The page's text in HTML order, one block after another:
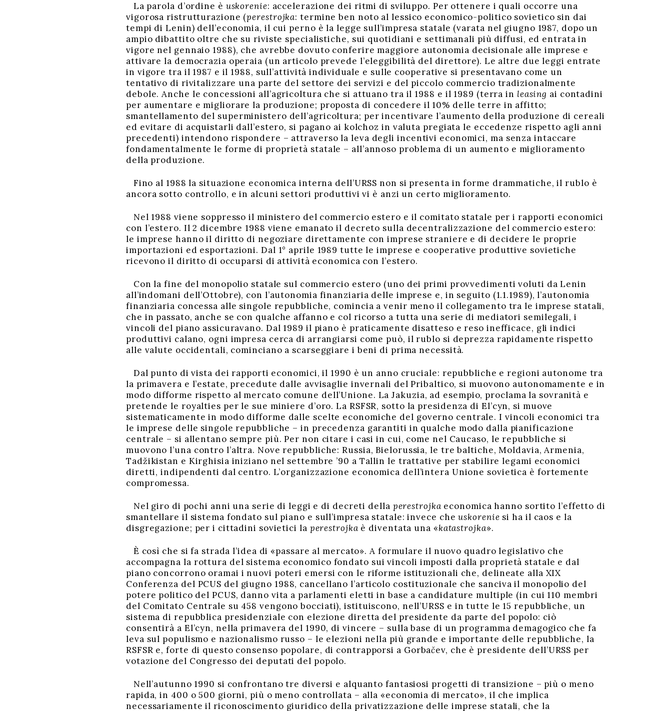
La parola d’ordine è uskorenie: accelerazione dei ritmi di sviluppo. Per ottenere i quali occorre una
vigorosa ristrutturazione (perestrojka: termine ben noto al lessico economico-politico sovietico sin dai
tempi di Lenin) dell’economia, il cui perno è la legge sull’impresa statale (varata nel giugno 1987, dopo un
ampio dibattito oltre che su riviste specialistiche, sui quotidiani e settimanali più diffusi, ed entrata in
vigore nel gennaio 1988), che avrebbe dovuto conferire maggiore autonomia decisionale alle imprese e
attivare la democrazia operaia (un articolo prevede l’eleggibilità del direttore). Le altre due leggi entrate
in vigore tra il 1987 e il 1988, sull’attività individuale e sulle cooperative si presentavano come un
tentativo di rivitalizzare una parte del settore dei servizi e del piccolo commercio tradizionalmente
debole. Anche le concessioni all’agricoltura che si attuano tra il 1988 e il 1989 (terra in leasing ai contadini
per aumentare e migliorare la produzione; proposta di concedere il 10% delle terre in affitto;
smantellamento del superministero dell’agricoltura; per incentivare l’aumento della produzione di cereali
ed evitare di acquistarli dall’estero, si pagano ai kolchoz in valuta pregiata le eccedenze rispetto agli anni
precedenti) intendono rispondere – attraverso la leva degli incentivi economici, ma senza intaccare
fondamentalmente le forme di proprietà statale – all’annoso problema di un aumento e miglioramento
della produzione.
Fino al 1988 la situazione economica interna dell’URSS non si presenta in forme drammatiche, il rublo è
ancora sotto controllo, e in alcuni settori produttivi vi è anzi un certo miglioramento.
Nel 1988 viene soppresso il ministero del commercio estero e il comitato statale per i rapporti economici
con l’estero. Il 2 dicembre 1988 viene emanato il decreto sulla decentralizzazione del commercio estero:
le imprese hanno il diritto di negoziare direttamente con imprese straniere e di decidere le proprie
importazioni ed esportazioni. Dal 1° aprile 1989 tutte le imprese e cooperative produttive sovietiche
ricevono il diritto di occuparsi di attività economica con l’estero.
Con la fine del monopolio statale sul commercio estero (uno dei primi provvedimenti voluti da Lenin
all’indomani dell’Ottobre), con l’autonomia finanziaria delle imprese e, in seguito (1.1.1989), l’autonomia
finanziaria concessa alle singole repubbliche, comincia a venir meno il collegamento tra le imprese statali,
che in passato, anche se con qualche affanno e col ricorso a tutta una serie di mediatori semilegali, i
vincoli del piano assicuravano. Dal 1989 il piano è praticamente disatteso e reso inefficace, gli indici
produttivi calano, ogni impresa cerca di arrangiarsi come può, il rublo si deprezza rapidamente rispetto
alle valute occidentali, cominciano a scarseggiare i beni di prima necessità.
Dal punto di vista dei rapporti economici, il 1990 è un anno cruciale: repubbliche e regioni autonome tra
la primavera e l’estate, precedute dalle avvisaglie invernali del Pribaltico, si muovono autonomamente e in
modo difforme rispetto al mercato comune dell’Unione. La Jakuzia, ad esempio, proclama la sovranità e
pretende le royalties per le sue miniere d’oro. La RSFSR, sotto la presidenza di El’cyn, si muove
sistematicamente in modo difforme dalle scelte economiche del governo centrale. I vincoli economici tra
le imprese delle singole repubbliche – in precedenza garantiti in qualche modo dalla pianificazione
centrale – si allentano sempre più. Per non citare i casi in cui, come nel Caucaso, le repubbliche si
muovono l’una contro l’altra. Nove repubbliche: Russia, Bielorussia, le tre baltiche, Moldavia, Armenia,
Tadžikistan e Kirghisia iniziano nel settembre ’90 a Tallin le trattative per stabilire legami economici
diretti, indipendenti dal centro. L’organizzazione economica dell’intera Unione sovietica è fortemente
compromessa.
Nel giro di pochi anni una serie di leggi e di decreti della perestrojka economica hanno sortito l’effetto di
smantellare il sistema fondato sul piano e sull’impresa statale: invece cheuskorenie si ha il caos e la
disgregazione; per i cittadini sovietici la perestrojka è diventata una «katastrojka».
È così che si fa strada l’idea di «passare al mercato». A formulare il nuovo quadro legislativo che
accompagna la rottura del sistema economico fondato sui vincoli imposti dalla proprietà statale e dal
piano concorrono oramai i nuovi poteri emersi con le riforme istituzionali che, delineate alla XIX
Conferenza del PCUS del giugno 1988, cancellano l’articolo costituzionale che sanciva il monopolio del
potere politico del PCUS, danno vita a parlamenti eletti in base a candidature multiple (in cui 110 membri
del Comitato Centrale su 458 vengono bocciati), istituiscono, nell’URSS e in tutte le 15 repubbliche, un
sistema di repubblica presidenziale con elezione diretta del presidente da parte del popolo: ciò
consentirà a El’cyn, nella primavera del 1990, di vincere – sulla base di un programma demagogico che fa
leva sul populismo e nazionalismo russo – le elezioni nella più grande e importante delle repubbliche, la
RSFSR e, forte di questo consenso popolare, di contrapporsi a Gorbačev, che è presidente dell’URSS per
votazione del Congresso dei deputati del popolo.
Nell’autunno 1990 si confrontano tre diversi e alquanto fantasiosi progetti di transizione – più o meno
rapida, in 400 o 500 giorni, più o meno controllata – alla «economia di mercato», il che implica
necessariamente il riconoscimento giuridico della privatizzazione delle imprese statali, che la